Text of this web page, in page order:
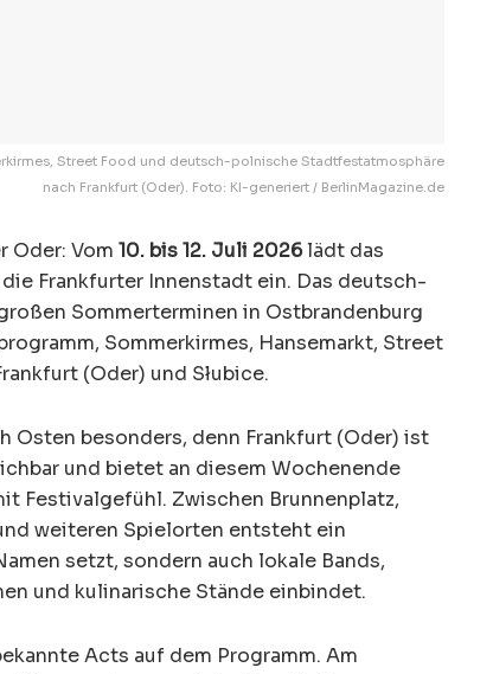
Street Food und deutsch-polnische Stadtfestatmosphäre
nach Frankfurt (Oder). Foto: KI-generiert / BerlinMagazine.de
Oder: Vom 10. bis 12. Juli 2026lädt das
Frankfurter Innenstadt ein. Das deutsch-
Sommerterminen in Ostbrandenburg
Sommerkirmes, Hansemarkt, Street
(Oder) und Słubice.
Osten besonders, denn Frankfurt (Oder) ist
und bietet an diesem Wochenende
Festivalgefühl. Zwischen Brunnenplatz,
weiteren Spielorten entsteht ein
setzt, sondern auch lokale Bands,
und kulinarische Stände einbindet.
Acts auf dem Programm. Am